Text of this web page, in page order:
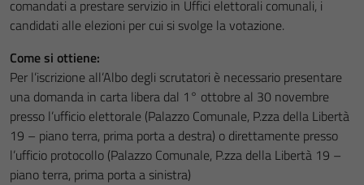
comandati a prestare servizio in Uffici elettorali comunali, i
candidati alle elezioni per cui si svolge la votazione.
Come si ottiene:
Per l’iscrizione all’Albo degli scrutatori è necessario presentare
una domanda in carta libera dal 1° ottobre al 30 novembre
presso l’ufficio elettorale (Palazzo Comunale, P.zza della Libertà
19 – piano terra, prima porta a destra) o direttamente presso
l’ufficio protocollo (Palazzo Comunale, P.zza della Libertà 19 –
piano terra, prima porta a sinistra)